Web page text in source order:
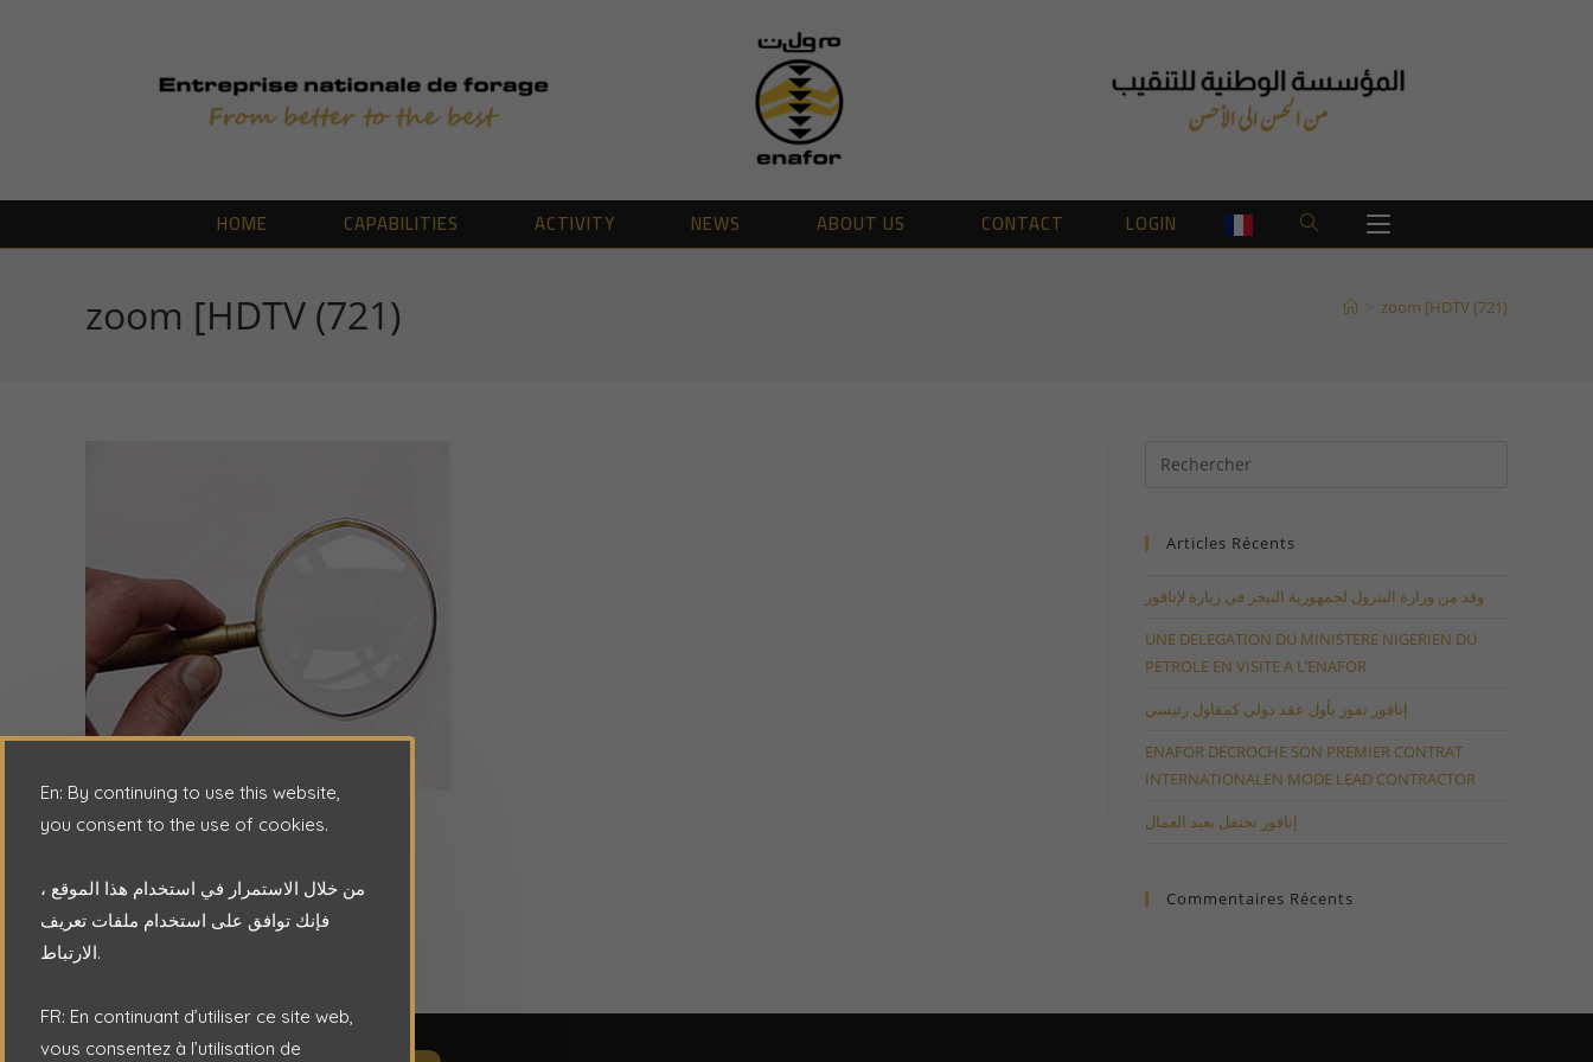
HOME CAPABILITIES ACTIVITY NEWS ABOUT US CONTACT LOGIN
TOGGLE
SEARCH
zoom [HDTV (721) zoom [HDTV (721)
Articles Récents
وفد من وزارة البترول لجمهورية النيجر في زيارة لإنافور
UNE DELEGATION DU MINISTERE NIGERIEN DU
PETROLE EN VISITE A L’ENAFOR
إنافور تفوز بأول عقد دولي كمقاول رئيسي
ENAFOR DECROCHE SON PREMIER CONTRAT
INTERNATIONALEN MODE LEAD CONTRACTOR
إنافور تحتفل بعيد العمال
Commentaires Récents
En: By continuing to use this website,
you consent to the use of cookies.
من خلال الاستمرار في استخدام هذا الموقع ،
فإنك توافق على استخدام ملفات تعريف
الارتباط.
FR: En continuant d’utiliser ce site web,
vous consentez à l’utilisation de